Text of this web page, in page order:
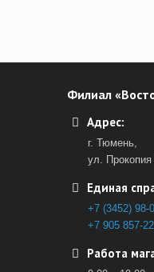
Филиал
Адрес:
г. Тюмень,
ул.
Единая
+7 (3452) 98-
+7 905 857-
Работа